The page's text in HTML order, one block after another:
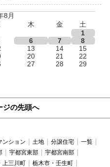
8月
木 金
土
1
6 7
8
13 14
15
20 21
22
27 28
29
ジの先頭へ
ンション 土地 分譲住宅
一覧
宇都宮東部
宇都宮南部
上三川町
栃木市・壬生町